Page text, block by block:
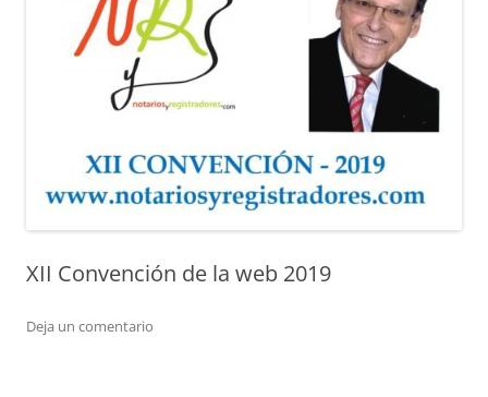
XII Convención de la web 2019
Deja un comentario